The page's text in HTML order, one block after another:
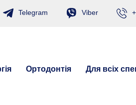
Telegram Viber
Ортодонтія Для всіх